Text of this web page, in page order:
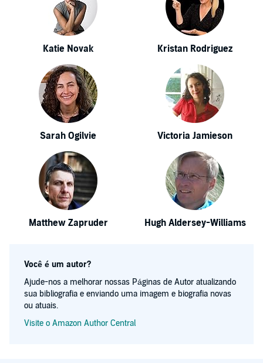
Katie Novak Kristan Rodriguez
Sarah Ogilvie Victoria Jamieson
Matthew Zapruder Hugh Aldersey-Williams
Você é um autor?
Ajude-nos a melhorar nossas Páginas de Autor atualizando
sua bibliografia e enviando uma imagem e biografia novas
ou atuais.
Visite o Amazon Author Central